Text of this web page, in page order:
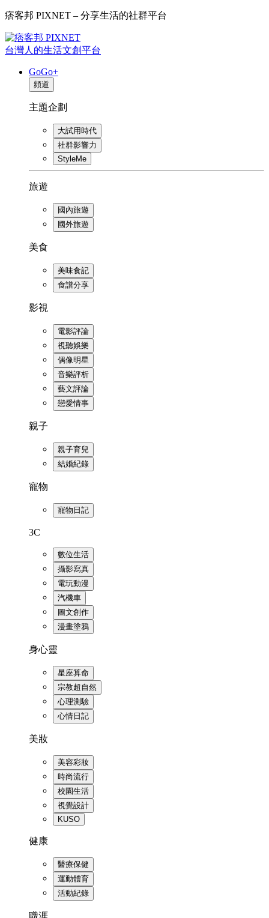
痞客邦 PIXNET – 分享生活的社群平台
台灣人的生活文創平台
GoGo+
頻道
主題企劃
大試用時代
社群影響力
StyleMe
旅遊
國內旅遊
國外旅遊
美食
美味食記
食譜分享
影視
電影評論
視聽娛樂
偶像明星
音樂評析
藝文評論
戀愛情事
親子
親子育兒
結婚紀錄
寵物
寵物日記
3C
數位生活
攝影寫真
電玩動漫
汽機車
圖文創作
漫畫塗鴉
身心靈
星座算命
宗教超自然
心理測驗
心情日記
美妝
美容彩妝
時尚流行
校園生活
視覺設計
KUSO
健康
醫療保健
運動體育
活動紀錄
職涯